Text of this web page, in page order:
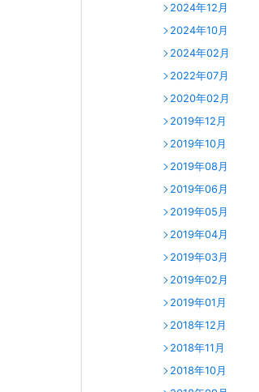
2024年12月
2024年10月
2024年02月
2022年07月
2020年02月
2019年12月
2019年10月
2019年08月
2019年06月
2019年05月
2019年04月
2019年03月
2019年02月
2019年01月
2018年12月
2018年11月
2018年10月